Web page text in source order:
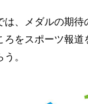
は、メダルの期
ろをスポーツ報
。